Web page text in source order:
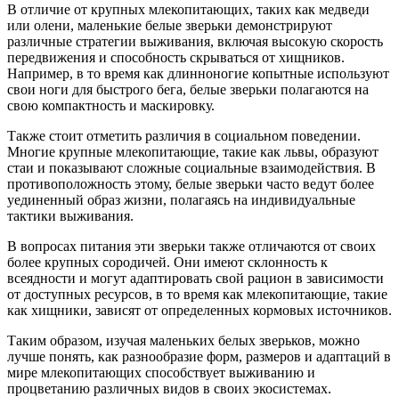
В отличие от крупных млекопитающих, таких как медведи
или олени, маленькие белые зверьки демонстрируют
различные стратегии выживания, включая высокую скорость
передвижения и способность скрываться от хищников.
Например, в то время как длинноногие копытные используют
свои ноги для быстрого бега, белые зверьки полагаются на
свою компактность и маскировку.
Также стоит отметить различия в социальном поведении.
Многие крупные млекопитающие, такие как львы, образуют
стаи и показывают сложные социальные взаимодействия. В
противоположность этому, белые зверьки часто ведут более
уединенный образ жизни, полагаясь на индивидуальные
тактики выживания.
В вопросах питания эти зверьки также отличаются от своих
более крупных сородичей. Они имеют склонность к
всеядности и могут адаптировать свой рацион в зависимости
от доступных ресурсов, в то время как млекопитающие, такие
как хищники, зависят от определенных кормовых источников.
Таким образом, изучая маленьких белых зверьков, можно
лучше понять, как разнообразие форм, размеров и адаптаций в
мире млекопитающих способствует выживанию и
процветанию различных видов в своих экосистемах.